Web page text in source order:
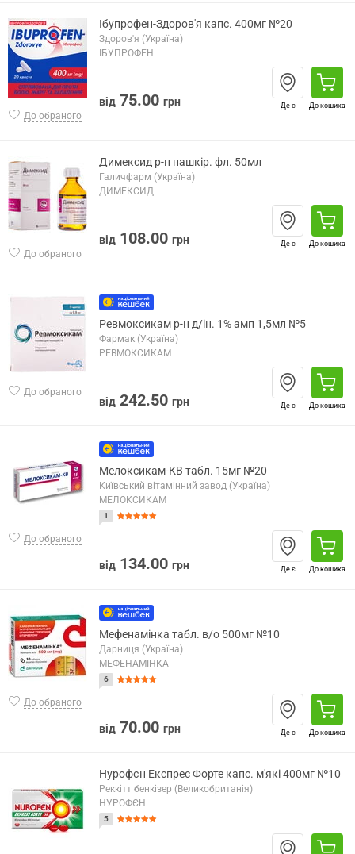
До обраного
Ібупрофен-Здоров'я капс. 400мг №20
Здоров'я (Україна)
ІБУПРОФЕН
від 75.00 грн Де є До кошика
До обраного
Димексид р-н нашкір. фл. 50мл
Галичфарм (Україна)
ДИМЕКСИД
від 108.00 грн Де є До кошика
До обраного
Ревмоксикам р-н д/ін. 1% амп 1,5мл №5
Фармак (Україна)
РЕВМОКСИКАМ
від 242.50 грн Де є До кошика
До обраного
Мелоксикам-КВ табл. 15мг №20
Київський вітамінний завод (Україна)
МЕЛОКСИКАМ
1
від 134.00 грн Де є До кошика
До обраного
Мефенамінка табл. в/о 500мг №10
Дарниця (Україна)
МЕФЕНАМІНКА
6
від 70.00 грн Де є До кошика
Нурофєн Експрес Форте капс. м'які 400мг №10
Реккітт бенкізер (Великобританія)
НУРОФЄН
5